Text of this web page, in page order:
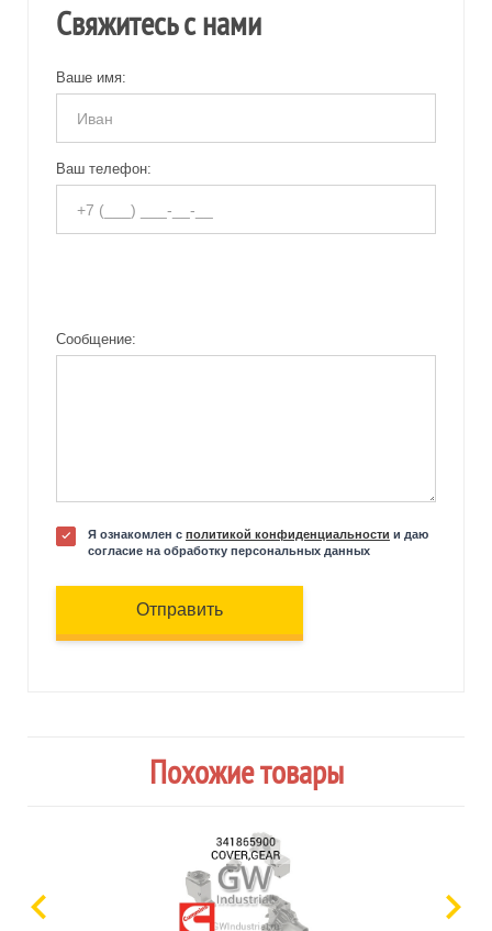
Свяжитесь с нами
Ваше имя:
Ваш телефон:
Сообщение:
Я ознакомлен с политикой конфиденциальности и даю
согласие на обработку персональных данных
Отправить
Похожие товары